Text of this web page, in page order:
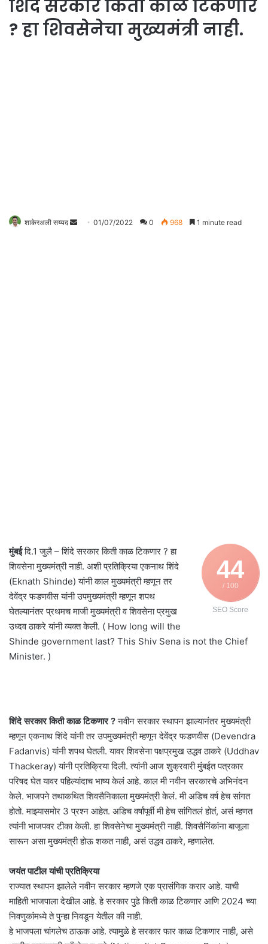
शिंदे सरकार किती काळ टिकणार
? हा शिवसेनेचा मुख्यमंत्री नाही.
शाकेरअली सय्यद
Send01/07/2022 0 968 1 minute read
44
/ 100
SEO Score
मुंबईदि.1 जुलै – शिंदे सरकार किती काळ टिकणार ? हा
शिवसेना मुख्यमंत्री नाही. अशी प्रतिक्रिया एकनाथ शिंदे
(Eknath Shinde) यांनी काल मुख्यमंत्री म्हणून तर
देवेंद्र फडणवीस यांनी उपमुख्यमंत्री म्हणून शपथ
घेतल्यानंतर प्रथमच माजी मुख्यमंत्री व शिवसेना प्रमुख
उध्दव ठाकरे यांनी व्यक्त केली. ( How long will the
Shinde government last? This Shiv Sena is not the Chief
Minister. )
शिंदे सरकार किती काळ टिकणार ?नवीन सरकार स्थापन झाल्यानंतर मुख्यमंत्री
म्हणून एकनाथ शिंदे यांनी तर उपमुख्यमंत्री म्हणून देवेंद्र फडणवीस (Devendra
Fadanvis) यांनी शपथ घेतली. यावर शिवसेना पक्षप्रमुख उद्धव ठाकरे (Uddhav
Thackeray) यांनी प्रतिक्रिया दिली. त्यांनी आज शुक्रवारी मुंबईत पत्रकार
परिषद घेत यावर पहिल्यांदाच भाष्य केलं आहे. काल मी नवीन सरकारचे अभिनंदन
केले. भाजपने तथाकथित शिवसैनिकाला मुख्यमंत्री केलं. मी अडिच वर्ष हेच सांगत
होतो. माझ्यासमोर 3 प्रश्न आहेत. अडिच वर्षांपूर्वी मी हेच सांगितलं होतं, असं म्हणत
त्यांनी भाजपवर टीका केली. हा शिवसेनेचा मुख्यमंत्री नाही. शिवसैनिंकांना बाजूला
सारून असा मुख्यमंत्री होऊ शकत नाही, असं उद्धव ठाकरे, म्हणालेत.
जयंत पाटील यांची प्रतिक्रिया
राज्यात स्थापन झालेले नवीन सरकार म्हणजे एक प्रासंगिक करार आहे. याची
माहिती भाजपाला देखील आहे. हे सरकार पुढे किती काळ टिकणार आणि 2024 च्या
निवणुकांमध्ये ते पुन्हा निवडून येतील की नाही.
हे भाजपला चांगलेच ठाऊक आहे. त्यामुळे हे सरकार फार काळ टिकणार नाही, असे